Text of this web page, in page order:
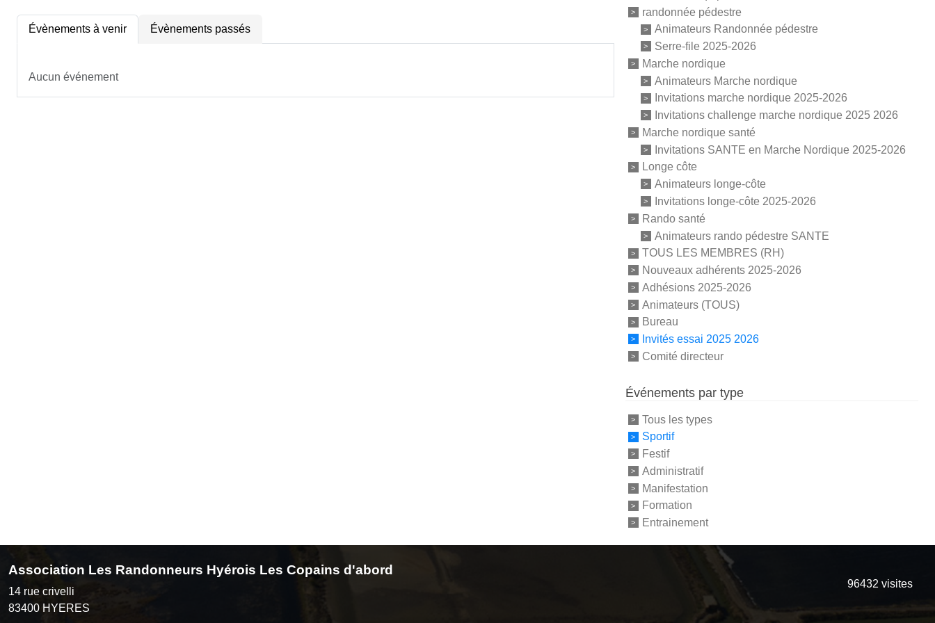
Évènements à venir Évènements passés
Aucun événement
randonnée pédestre
Animateurs Randonnée pédestre
Serre-file 2025-2026
Marche nordique
Animateurs Marche nordique
Invitations marche nordique 2025-2026
Invitations challenge marche nordique 2025 2026
Marche nordique santé
Invitations SANTE en Marche Nordique 2025-2026
Longe côte
Animateurs longe-côte
Invitations longe-côte 2025-2026
Rando santé
Animateurs rando pédestre SANTE
TOUS LES MEMBRES (RH)
Nouveaux adhérents 2025-2026
Adhésions 2025-2026
Animateurs (TOUS)
Bureau
Invités essai 2025 2026
Comité directeur
Événements par type
Tous les types
Sportif
Festif
Administratif
Manifestation
Formation
Entrainement
Association Les Randonneurs Hyérois Les Copains d'abord
14 rue crivelli
83400 HYERES
96432 visites